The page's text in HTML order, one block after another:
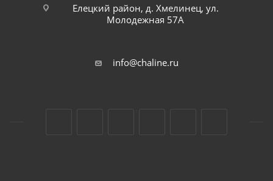
Елецкий район, д. Хмелинец, ул.
Молодежная 57А
info@chaline.ru